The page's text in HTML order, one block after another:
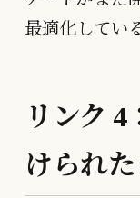
最適化してい
リンク
けられ